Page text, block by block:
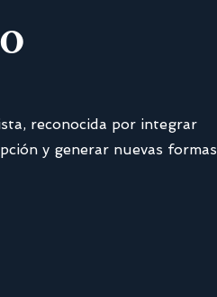
reconocida por integrar
y generar nuevas formas